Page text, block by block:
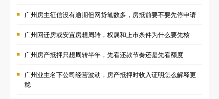
广州房主征信没有逾期但网贷笔数多，房抵前要不要先停申请
广州回迁房或安置房想周转，权属和上市条件为什么要先核
广州房产抵押只想周转半年，先看还款节奏还是先看额度
广州业主名下公司经营波动，房产抵押时收入证明怎么解释更
稳